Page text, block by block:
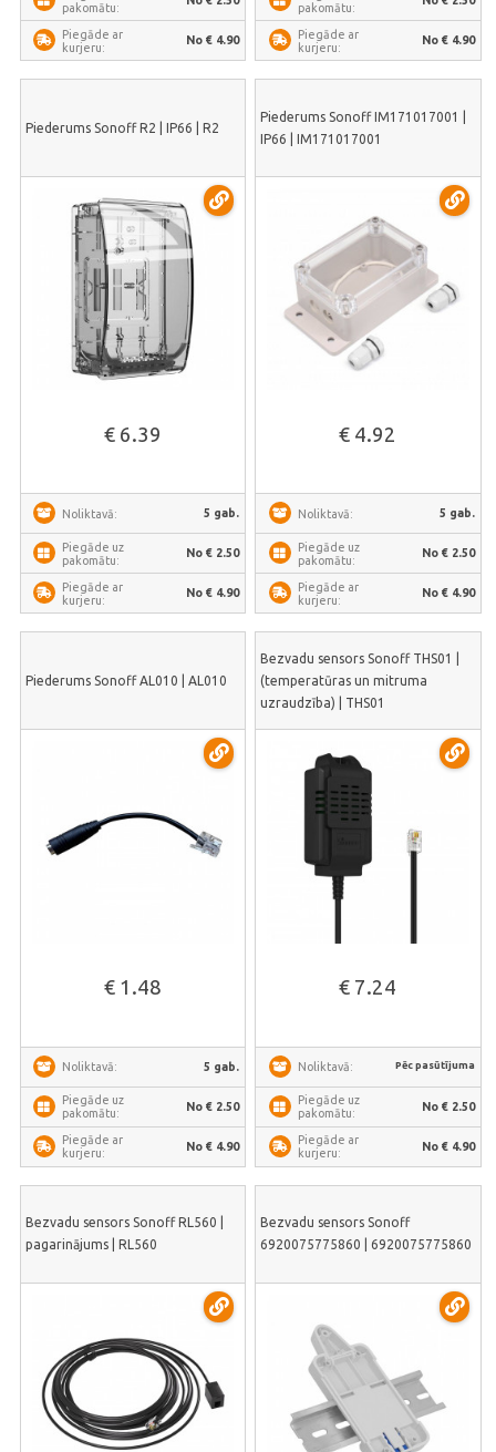
pakomātu:
Piegāde ar
kurjeru:
No € 4.90
pakomātu:
Piegāde ar
kurjeru:
No € 4.90
Piederums Sonoff R2 | IP66 | R2
€ 6.39
Noliktavā: 5 gab.
Piegāde uz
pakomātu:
No € 2.50
Piegāde ar
kurjeru:
No € 4.90
Piederums Sonoff IM171017001 |
IP66 | IM171017001
€ 4.92
Noliktavā: 5 gab.
Piegāde uz
pakomātu:
No € 2.50
Piegāde ar
kurjeru:
No € 4.90
Piederums Sonoff AL010 | AL010
€ 1.48
Noliktavā: 5 gab.
Piegāde uz
pakomātu:
No € 2.50
Piegāde ar
kurjeru:
No € 4.90
Bezvadu sensors Sonoff THS01 |
(temperatūras un mitruma
uzraudzība) | THS01
€ 7.24
Noliktavā: Pēc pasūtījuma
Piegāde uz
pakomātu:
No € 2.50
Piegāde ar
kurjeru:
No € 4.90
Bezvadu sensors Sonoff RL560 |
pagarinājums | RL560
Bezvadu sensors Sonoff
6920075775860 | 6920075775860